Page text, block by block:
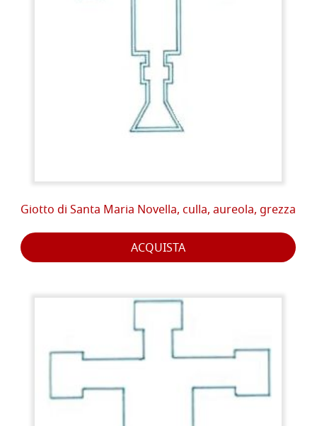
Giotto di Santa Maria Novella, culla, aureola, grezza
ACQUISTA